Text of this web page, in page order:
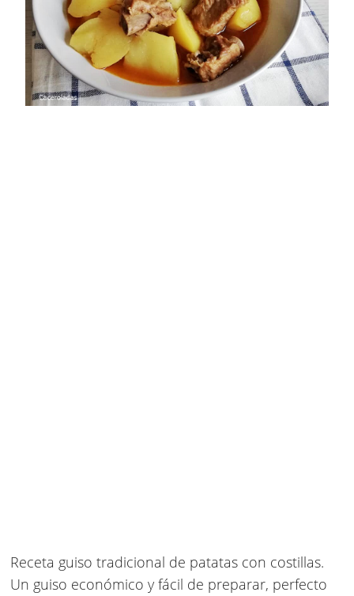
Receta guiso tradicional de patatas con costillas.
Un guiso económico y fácil de preparar, perfecto